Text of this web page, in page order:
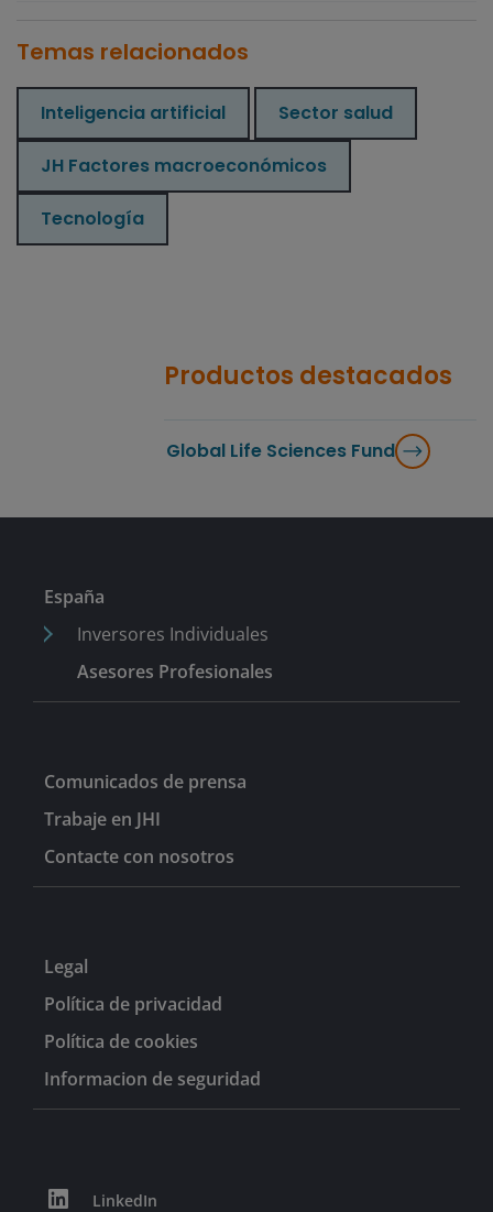
Temas relacionados
Inteligencia artificial Sector salud
JH Factores macroeconómicos
Tecnología
Productos destacados
Global Life Sciences Fund
España
Inversores Individuales
Asesores Profesionales
Comunicados de prensa
Trabaje en JHI
Contacte con nosotros
Legal
Política de privacidad
Política de cookies
Informacion de seguridad
LinkedIn